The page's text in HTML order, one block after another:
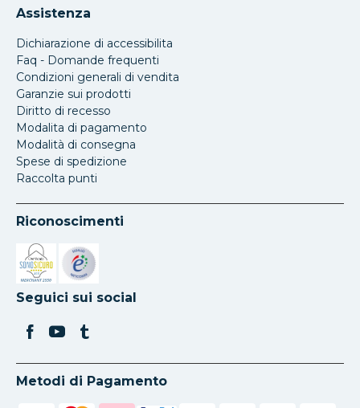
Assistenza
Dichiarazione di accessibilita
Faq - Domande frequenti
Condizioni generali di vendita
Garanzie sui prodotti
Diritto di recesso
Modalita di pagamento
Modalità di consegna
Spese di spedizione
Raccolta punti
Riconoscimenti
Si apre in una nuova scheda
Si apre in una nuova scheda
Seguici sui social
Metodi di Pagamento